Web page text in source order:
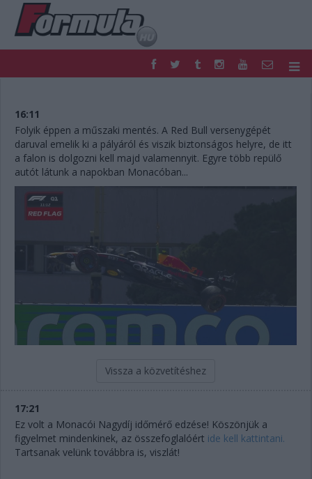
FORMULA
NEMZETKÖZI
HAZAI
RETRO
EGYÉB
PODCAST
SHOP
LIVE
TIPPJÁTÉK
DIGITÁLIS MAGAZIN
VERSENYNAPTÁRAK
16:11
Folyik éppen a műszaki mentés. A Red Bull versenygépét
daruval emelik ki a pályáról és viszik biztonságos helyre, de itt
a falon is dolgozni kell majd valamennyit. Egyre több repülő
autót látunk a napokban Monacóban...
Vissza a közvetítéshez
17:21
Ez volt a Monacói Nagydíj időmérő edzése! Köszönjük a
figyelmet mindenkinek, az összefoglalóért ide kell kattintani.
Tartsanak velünk továbbra is, viszlát!